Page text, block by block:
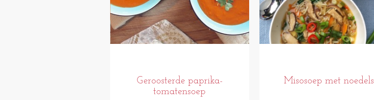
Geroosterde paprika-
tomatensoep
Misosoep met noedels